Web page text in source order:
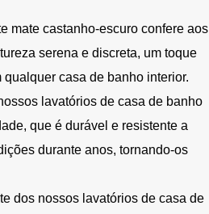
mate castanho-escuro confere aos
serena e discreta, um toque
casa de banho interior.
lavatórios de casa de banho
que é durável e resistente a
durante anos, tornando-os
dos nossos lavatórios de casa de